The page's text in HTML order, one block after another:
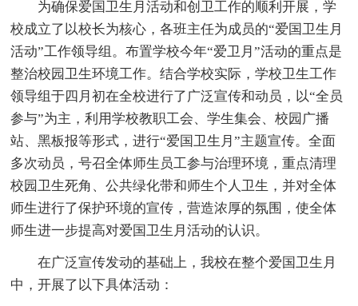
为确保爱国卫生月活动和创卫工作的顺利开展，学
校成立了以校长为核心，各班主任为成员的“爱国卫生月
活动”工作领导组。布置学校今年“爱卫月”活动的重点是
整治校园卫生环境工作。结合学校实际，学校卫生工作
领导组于四月初在全校进行了广泛宣传和动员，以“全员
参与”为主，利用学校教职工会、学生集会、校园广播
站、黑板报等形式，进行“爱国卫生月”主题宣传。全面
多次动员，号召全体师生员工参与治理环境，重点清理
校园卫生死角、公共绿化带和师生个人卫生，并对全体
师生进行了保护环境的宣传，营造浓厚的氛围，使全体
师生进一步提高对爱国卫生月活动的认识。
在广泛宣传发动的基础上，我校在整个爱国卫生月
中，开展了以下具体活动：